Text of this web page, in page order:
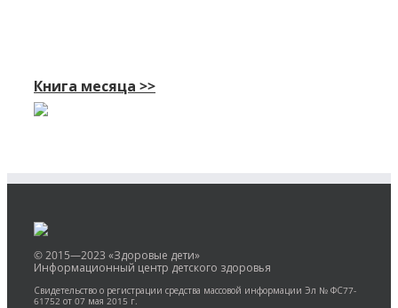
Книга месяца >>
© 2015—2023 «Здоровые дети»
Информационный центр детского здоровья
Свидетельство о регистрации средства массовой информации Эл № ФС77-
61752 от 07 мая 2015 г.